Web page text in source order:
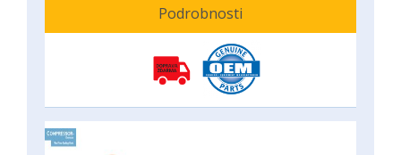
Podrobnosti